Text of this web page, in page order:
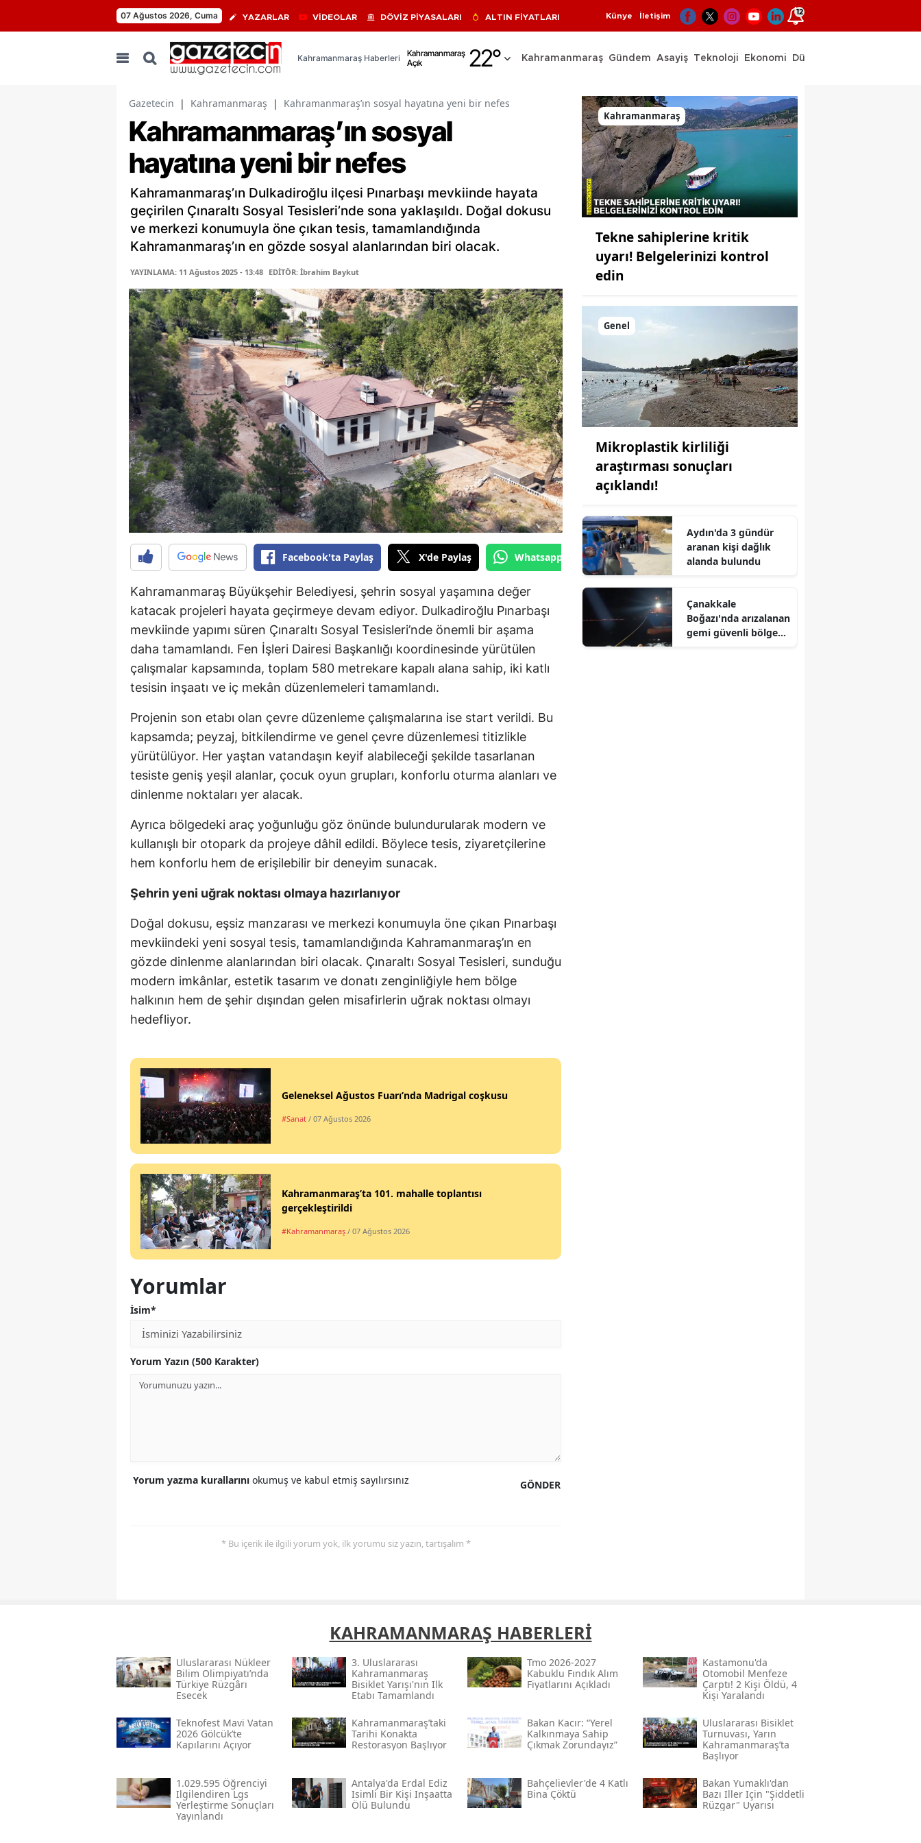
07 Ağustos 2026, Cuma YAZARLAR VİDEOLAR DÖVİZ PİYASALARI ALTIN FİYATLARI Künye İletişim 12
Kahramanmaraş Haberleri
Kahramanmaraş
Açık
22°
Adıyaman
Afyonkarahisar
Ağrı
Antalya
Artvin
Balıkesir
Bilecik
Bingöl
Bitlis
Bolu
Burdur
Bursa
Çanakkale
Çankırı
Çorum
Denizli
Diyarbakır
Edirne
Erzincan
Erzurum
Eskişehir
Gaziantep
Gümüşhane
Hakkari
Mersin
İstanbul
İzmir
Kocaeli
Konya
Sivas
Tekirdağ
Tokat
Trabzon
Şanlıurfa
Kahramanmaraş Gündem Asayiş Teknoloji Ekonomi Dünya
Gazetecin | Kahramanmaraş | Kahramanmaraş’ın sosyal hayatına yeni bir nefes
Kahramanmaraş’ın sosyal
hayatına yeni bir nefes
Kahramanmaraş’ın Dulkadiroğlu ilçesi Pınarbaşı mevkiinde hayata
geçirilen Çınaraltı Sosyal Tesisleri’nde sona yaklaşıldı. Doğal dokusu
ve merkezi konumuyla öne çıkan tesis, tamamlandığında
Kahramanmaraş’ın en gözde sosyal alanlarından biri olacak.
YAYINLAMA: 11 Ağustos 2025 - 13:48 EDİTÖR: İbrahim Baykut
Facebook'ta Paylaş X'de Paylaş Whatsapp'tan Gönder
Kahramanmaraş Büyükşehir Belediyesi, şehrin sosyal yaşamına değer
katacak projeleri hayata geçirmeye devam ediyor. Dulkadiroğlu Pınarbaşı
mevkiinde yapımı süren Çınaraltı Sosyal Tesisleri’nde önemli bir aşama
daha tamamlandı. Fen İşleri Dairesi Başkanlığı koordinesinde yürütülen
çalışmalar kapsamında, toplam 580 metrekare kapalı alana sahip, iki katlı
tesisin inşaatı ve iç mekân düzenlemeleri tamamlandı.
Projenin son etabı olan çevre düzenleme çalışmalarına ise start verildi. Bu
kapsamda; peyzaj, bitkilendirme ve genel çevre düzenlemesi titizlikle
yürütülüyor. Her yaştan vatandaşın keyif alabileceği şekilde tasarlanan
tesiste geniş yeşil alanlar, çocuk oyun grupları, konforlu oturma alanları ve
dinlenme noktaları yer alacak.
Ayrıca bölgedeki araç yoğunluğu göz önünde bulundurularak modern ve
kullanışlı bir otopark da projeye dâhil edildi. Böylece tesis, ziyaretçilerine
hem konforlu hem de erişilebilir bir deneyim sunacak.
Şehrin yeni uğrak noktası olmaya hazırlanıyor
Doğal dokusu, eşsiz manzarası ve merkezi konumuyla öne çıkan Pınarbaşı
mevkiindeki yeni sosyal tesis, tamamlandığında Kahramanmaraş’ın en
gözde dinlenme alanlarından biri olacak. Çınaraltı Sosyal Tesisleri, sunduğu
modern imkânlar, estetik tasarım ve donatı zenginliğiyle hem bölge
halkının hem de şehir dışından gelen misafirlerin uğrak noktası olmayı
hedefliyor.
Geleneksel Ağustos Fuarı’nda Madrigal coşkusu
#Sanat / 07 Ağustos 2026
Kahramanmaraş’ta 101. mahalle toplantısı
gerçekleştirildi
#Kahramanmaraş / 07 Ağustos 2026
Yorumlar
İsim*
Yorum Yazın (500 Karakter)
GÖNDER
Yorum yazma kurallarını okumuş ve kabul etmiş sayılırsınız
* Bu içerik ile ilgili yorum yok, ilk yorumu siz yazın, tartışalım *
Kahramanmaraş
Tekne sahiplerine kritik
uyarı! Belgelerinizi kontrol
edin
Genel
Mikroplastik kirliliği
araştırması sonuçları
açıklandı!
Aydın'da 3 gündür
aranan kişi dağlık
alanda bulundu
Çanakkale
Boğazı'nda arızalanan
gemi güvenli bölgeye
KAHRAMANMARAŞ HABERLERİ
Uluslararası Nükleer
Bilim Olimpiyatı’nda
Türkiye Rüzgârı
Esecek
3. Uluslararası
Kahramanmaraş
Bisiklet Yarışı'nın Ilk
Etabı Tamamlandı
Tmo 2026-2027
Kabuklu Fındık Alım
Fiyatlarını Açıkladı
Kastamonu'da
Otomobil Menfeze
Çarptı! 2 Kişi Öldü, 4
Kişi Yaralandı
Teknofest Mavi Vatan
2026 Gölcük’te
Kapılarını Açıyor
Kahramanmaraş’taki
Tarihi Konakta
Restorasyon Başlıyor
Bakan Kacır: “yerel
Kalkınmaya Sahip
Çıkmak Zorundayız”
Uluslararası Bisiklet
Turnuvası, Yarın
Kahramanmaraş’ta
Başlıyor
1.029.595 Öğrenciyi
Ilgilendiren Lgs
Yerleştirme Sonuçları
Yayınlandı
Antalya'da Erdal Ediz
Isimli Bir Kişi Inşaatta
Ölü Bulundu
Bahçelievler'de 4 Katlı
Bina Çöktü
Bakan Yumaklı'dan
Bazı Iller Için "şiddetli
Rüzgar" Uyarısı